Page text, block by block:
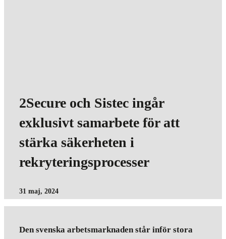
2Secure och Sistec ingår
exklusivt samarbete för att
stärka säkerheten i
rekryteringsprocesser
31 maj, 2024
Den svenska arbetsmarknaden står inför stora